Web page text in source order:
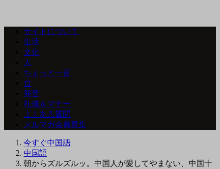
サイトについて
生活
文化
人
ちょっと一言
食
発音
礼儀＆マナー
よくある質問
メルマガ会員募集
今すぐ中国語
中国語
朝からズルズルッ。中国人が愛してやまない、中国十